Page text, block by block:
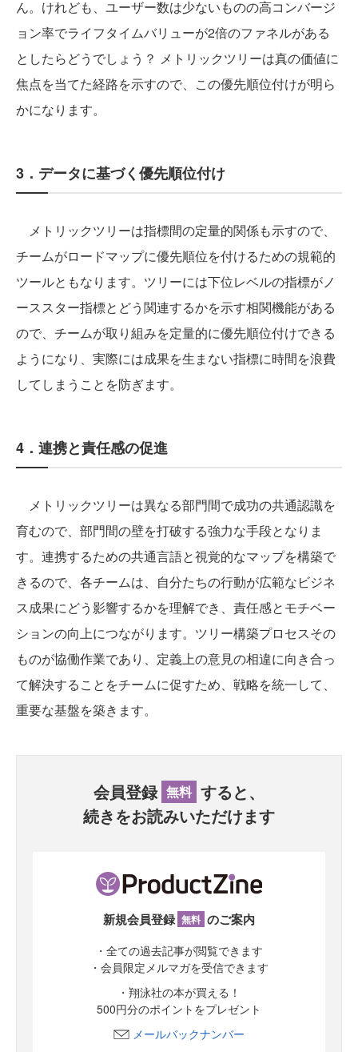
ん。けれども、ユーザー数は少ないものの高コンバージ
ョン率でライフタイムバリューが2倍のファネルがある
としたらどうでしょう？ メトリックツリーは真の価値に
焦点を当てた経路を示すので、この優先順位付けが明ら
かになります。
3．データに基づく優先順位付け
メトリックツリーは指標間の定量的関係も示すので、
チームがロードマップに優先順位を付けるための規範的
ツールともなります。ツリーには下位レベルの指標がノ
ーススター指標とどう関連するかを示す相関機能がある
ので、チームが取り組みを定量的に優先順位付けできる
ようになり、実際には成果を生まない指標に時間を浪費
してしまうことを防ぎます。
4．連携と責任感の促進
メトリックツリーは異なる部門間で成功の共通認識を
育むので、部門間の壁を打破する強力な手段となりま
す。連携するための共通言語と視覚的なマップを構築で
きるので、各チームは、自分たちの行動が広範なビジネ
ス成果にどう影響するかを理解でき、責任感とモチベー
ションの向上につながります。ツリー構築プロセスその
ものが協働作業であり、定義上の意見の相違に向き合っ
て解決することをチームに促すため、戦略を統一して、
重要な基盤を築きます。
会員登録 無料 すると、
続きをお読みいただけます
新規会員登録 無料 のご案内
・全ての過去記事が閲覧できます
・会員限定メルマガを受信できます
・翔泳社の本が買える！
500円分のポイントをプレゼント
メールバックナンバー